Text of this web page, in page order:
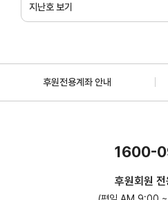
지난호 보기
후원전용계좌 안내
1600-
후원회원